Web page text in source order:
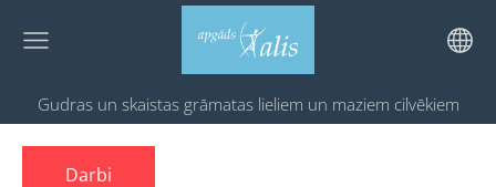
Gudras un skaistas grāmatas lieliem un maziem cilvēkiem
Darbi